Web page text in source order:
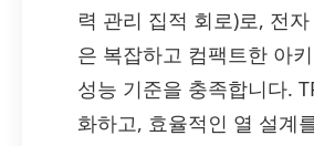
력 관리 집적 회로)로, 전
은 복잡하고 컴팩트한 아
성능 기준을 충족합니다.
화하고, 효율적인 열 설계